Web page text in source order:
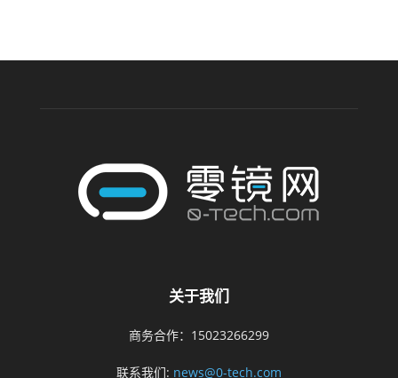
关于我们
商务合作：15023266299
联系我们: news@0-tech.com